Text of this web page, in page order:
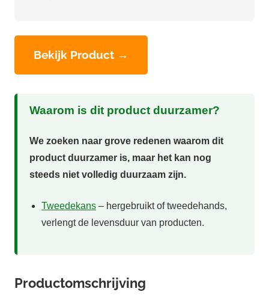
Bekijk Product →
Waarom is dit product duurzamer?
We zoeken naar grove redenen waarom dit
product duurzamer is, maar het kan nog
steeds niet volledig duurzaam zijn.
Tweedekans – hergebruikt of tweedehands,
verlengt de levensduur van producten.
Productomschrijving